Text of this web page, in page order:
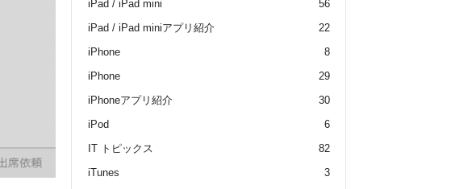
iPad / iPad mini
56
iPad / iPad miniアプリ紹介
22
iPhone
8
iPhone
29
iPhoneアプリ紹介
30
iPod
6
IT トピックス
82
iTunes
3